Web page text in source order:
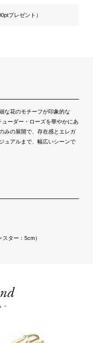
プレゼント）
な花のモチーフが印象的な
ューダー・ローズを華やかにあ
みの展開で、存在感とエレガ
ュアルまで、幅広いシーンで
ター：5cm）
－